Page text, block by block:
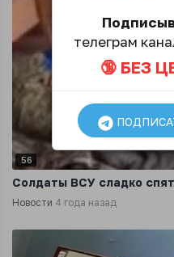
56
Солдаты ВСУ сладко
Новости 4 года назад
телеграм
🔞 БЕЗ